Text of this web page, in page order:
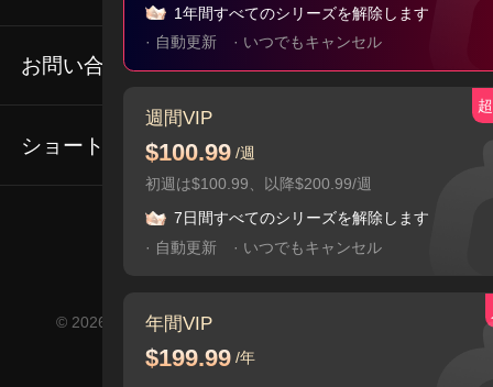
1年間すべてのシリーズを解除します
· 自動更新
· いつでもキャンセル
週間VIP
$100.99 /週
初週は$100.99、以降$200.99/週
7日間すべてのシリーズを解除します
· 自動更新
· いつでもキャンセル
年間VIP
$199.99 /年
利用規約
プライバシーポリシー
私たちについて
お問い合わせ
Email: service@flextv.cc
ショートドラマ
人気シリーズ
コミュニティ
© 2026 FlexTV, All Rights Reserved YUDER PTE. LTD.